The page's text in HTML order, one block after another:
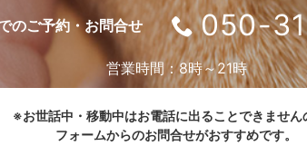
のご予約・お問合せ 050-
営業時間：8時～21時
※お世話中・移動中はお電話に出ることできません
フォームからのお問合せがおすすめです。